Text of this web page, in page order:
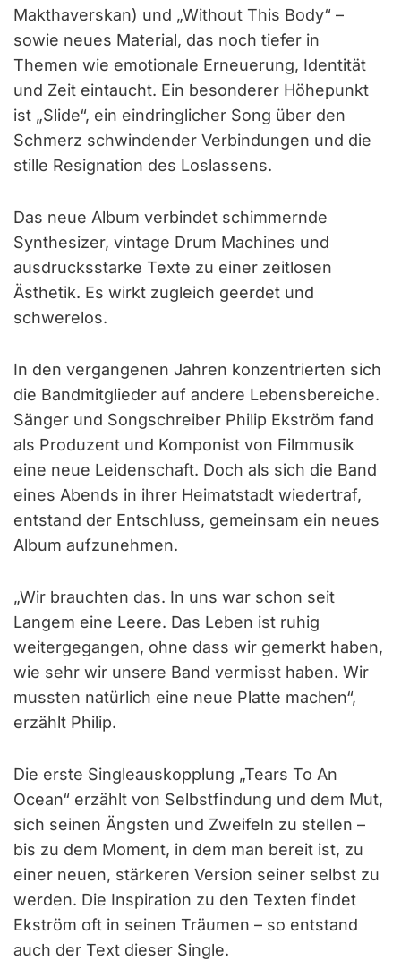
Makthaverskan) und „Without This Body“ –
sowie neues Material, das noch tiefer in
Themen wie emotionale Erneuerung, Identität
und Zeit eintaucht. Ein besonderer Höhepunkt
ist „Slide“, ein eindringlicher Song über den
Schmerz schwindender Verbindungen und die
stille Resignation des Loslassens.
Das neue Album verbindet schimmernde
Synthesizer, vintage Drum Machines und
ausdrucksstarke Texte zu einer zeitlosen
Ästhetik. Es wirkt zugleich geerdet und
schwerelos.
In den vergangenen Jahren konzentrierten sich
die Bandmitglieder auf andere Lebensbereiche.
Sänger und Songschreiber Philip Ekström fand
als Produzent und Komponist von Filmmusik
eine neue Leidenschaft. Doch als sich die Band
eines Abends in ihrer Heimatstadt wiedertraf,
entstand der Entschluss, gemeinsam ein neues
Album aufzunehmen.
„Wir brauchten das. In uns war schon seit
Langem eine Leere. Das Leben ist ruhig
weitergegangen, ohne dass wir gemerkt haben,
wie sehr wir unsere Band vermisst haben. Wir
mussten natürlich eine neue Platte machen“,
erzählt Philip.
Die erste Singleauskopplung „Tears To An
Ocean“ erzählt von Selbstfindung und dem Mut,
sich seinen Ängsten und Zweifeln zu stellen –
bis zu dem Moment, in dem man bereit ist, zu
einer neuen, stärkeren Version seiner selbst zu
werden. Die Inspiration zu den Texten findet
Ekström oft in seinen Träumen – so entstand
auch der Text dieser Single.